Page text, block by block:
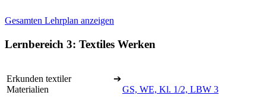
Gesamten Lehrplan anzeigen
Lernbereich 3: Textiles Werken
Erkunden textiler
Materialien
➔
GS, WE, Kl. 1/2, LBW 3